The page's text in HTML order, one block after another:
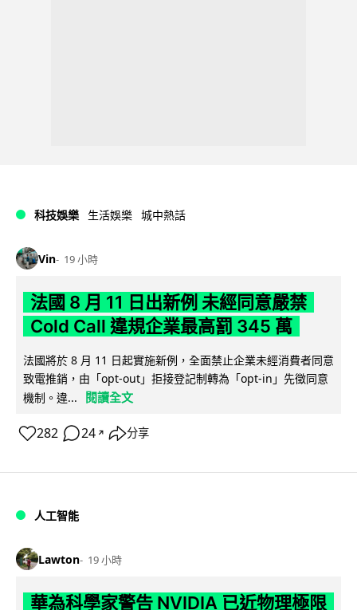
科技娛樂 生活娛樂 城中熱話
Vin 19 小時
法國 8 月 11 日出新例 未經同意嚴禁
Cold Call 違規企業最高罰 345 萬
法國將於 8 月 11 日起實施新例，全面禁止企業未經消費者同意
致電推銷，由「opt-out」拒接登記制轉為「opt-in」先徵同意
機制。違...
閱讀全文
282 24 ↗ 分享
人工智能
Lawton 19 小時
華為科學家警告 NVIDIA 已近物理極限